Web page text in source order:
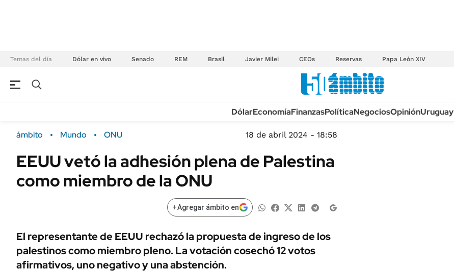
Temas del día Dólar en vivo Senado REM Brasil Javier Milei CEOs Reservas Papa León XIV
Campo
FINANZAS
ÁMBITO DEBATE
MEDIAKIT AMBITO DEBATE
Sustentabilidad
Seguros
POLÍTICA
URUGUAY
TECNOLOGÍA
MÉXICO
MUNDO
LIFESTYLE
AUTOS
DólarEconomíaFinanzasPolíticaNegociosOpiniónUruguay
ámbito Mundo ONU 18 de abril 2024 - 18:58
EEUU vetó la adhesión plena de Palestina
como miembro de la ONU
+Agregar ámbito en
El representante de EEUU rechazó la propuesta de ingreso de los
palestinos como miembro pleno. La votación cosechó 12 votos
afirmativos, uno negativo y una abstención.